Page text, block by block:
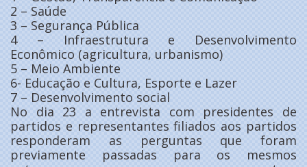
2 – Saúde
3 – Segurança Pública
4 – Infraestrutura e Desenvolvimento
Econômico (agricultura, urbanismo)
5 – Meio Ambiente
6- Educação e Cultura, Esporte e Lazer
7 – Desenvolvimento social
No dia 23 a entrevista com presidentes de
partidos e representantes filiados aos partidos
responderam as perguntas que foram
previamente passadas para os mesmos